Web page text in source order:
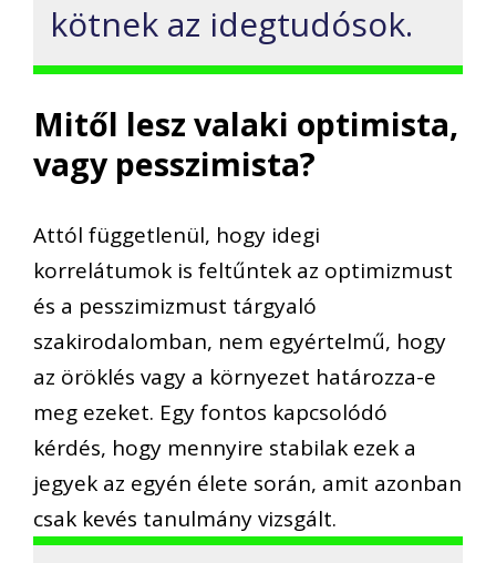
kötnek az idegtudósok.
Mitől lesz valaki optimista,
vagy pesszimista?
Attól függetlenül, hogy idegi
korrelátumok is feltűntek az optimizmust
és a pesszimizmust tárgyaló
szakirodalomban, nem egyértelmű, hogy
az öröklés vagy a környezet határozza-e
meg ezeket. Egy fontos kapcsolódó
kérdés, hogy mennyire stabilak ezek a
jegyek az egyén élete során, amit azonban
csak kevés tanulmány vizsgált.